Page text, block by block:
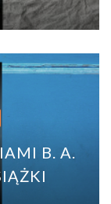
B. A.